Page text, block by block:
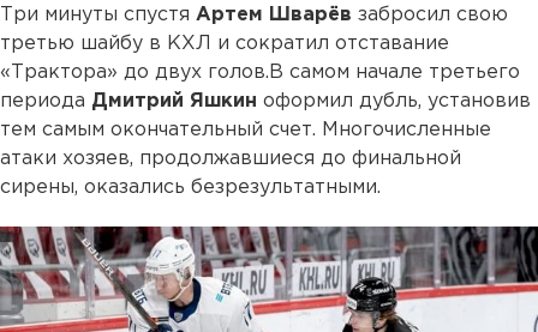
Три минуты спустя Артем Шварёв забросил свою
третью шайбу в КХЛ и сократил отставание
«Трактора» до двух голов.В самом начале третьего
периода Дмитрий Яшкин оформил дубль, установив
тем самым окончательный счет. Многочисленные
атаки хозяев, продолжавшиеся до финальной
сирены, оказались безрезультатными.